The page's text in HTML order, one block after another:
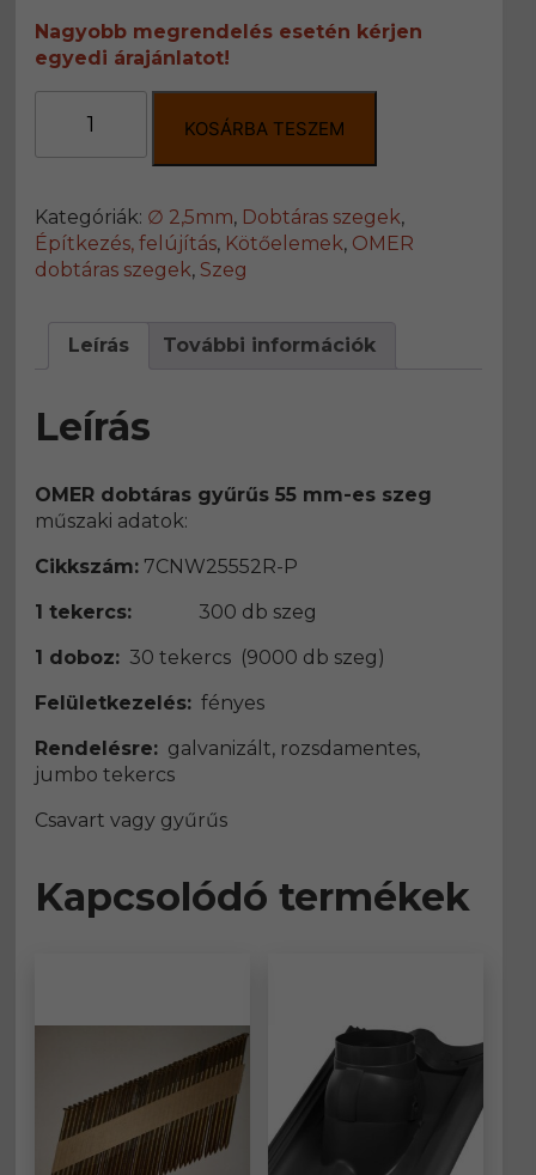
Nagyobb megrendelés esetén kérjen
egyedi árajánlatot!
dobtáras
gyűrűs
mm-
es
szeg
25/55
mennyiség
KOSÁRBA TESZEM
Kategóriák: ∅ 2,5mm, Dobtáras szegek,
Építkezés, felújítás, Kötőelemek, OMER
dobtáras szegek, Szeg
Leírás További információk
Leírás
OMER dobtáras gyűrűs 55 mm-es szeg
műszaki adatok:
Cikkszám: 7CNW25552R-P
1 tekercs: 300 db szeg
1 doboz: 30 tekercs (9000 db szeg)
Felületkezelés: fényes
Rendelésre: galvanizált, rozsdamentes,
jumbo tekercs
Csavart vagy gyűrűs
Kapcsolódó termékek